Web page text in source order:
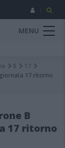
MENU
B
17
17 ritorno
B
17 ritorno